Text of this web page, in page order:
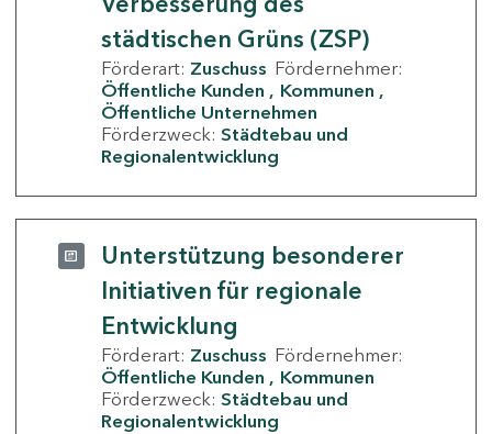
städtischen Grüns (ZSP)
Förderart: Zuschuss Fördernehmer:
Öffentliche Kunden
Kommunen
Öffentliche Unternehmen
Förderzweck: Städtebau und
Regionalentwicklung
Unterstützung besonderer
Initiativen für regionale
Entwicklung
Förderart: Zuschuss Fördernehmer:
Öffentliche Kunden
Kommunen
Förderzweck: Städtebau und
Regionalentwicklung